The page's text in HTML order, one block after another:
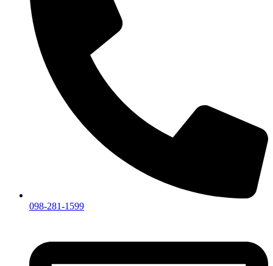
098-281-1599